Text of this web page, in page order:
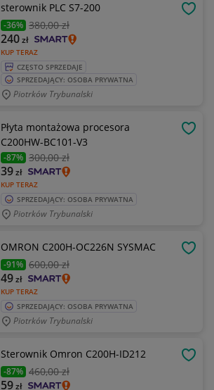
sterownik PLC S7-200
-36% 380,00 zł
KUP TERAZ
240zł
CZĘSTO SPRZEDAJE
SPRZEDAJĄCY: OSOBA PRYWATNA
Piotrków Trybunalski
Płyta montażowa procesora
C200HW-BC101-V3
-87% 300,00 zł
KUP TERAZ
39zł
SPRZEDAJĄCY: OSOBA PRYWATNA
Piotrków Trybunalski
OMRON C200H-OC226N SYSMAC
-91% 600,00 zł
KUP TERAZ
49zł
SPRZEDAJĄCY: OSOBA PRYWATNA
Piotrków Trybunalski
Sterownik Omron C200H-ID212
-87% 460,00 zł
59zł